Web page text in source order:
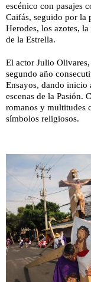
escénico con pasajes
Caifás, seguido por la
Herodes, los azotes,
de la Estrella.
El actor Julio
segundo año
Ensayos, dando
escenas de la Pasión.
romanos y multitudes
símbolos religiosos.